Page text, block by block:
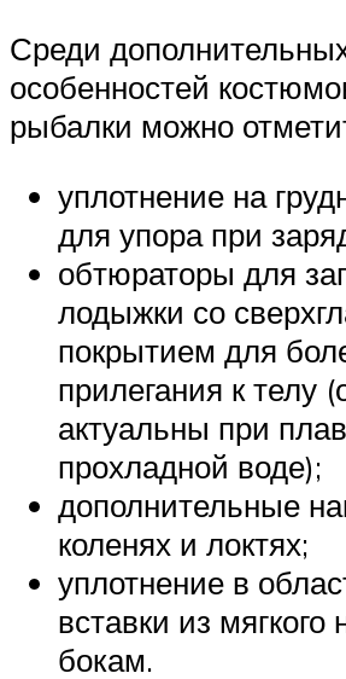
Среди
особенностей
рыбалки можно
уплотнение на
для упора при
обтюраторы для
лодыжки со
покрытием для
прилегания к телу
актуальны при
прохладной воде);
дополнительные
коленях и локтях;
уплотнение в
вставки из мягкого
бокам.